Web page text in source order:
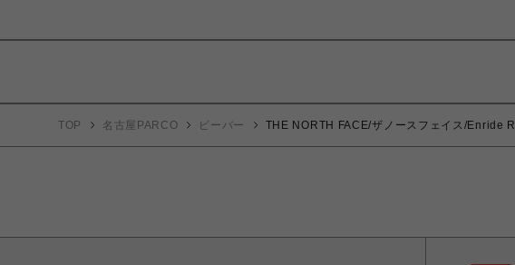
TOP 名古屋PARCO ビーバー THE NORTH FACE/ザノースフェイス/Enride